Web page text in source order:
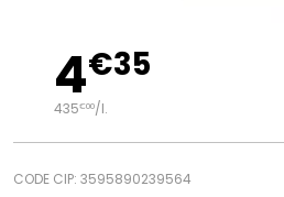
4€35
435€00/l.
CODE CIP: 3595890239564